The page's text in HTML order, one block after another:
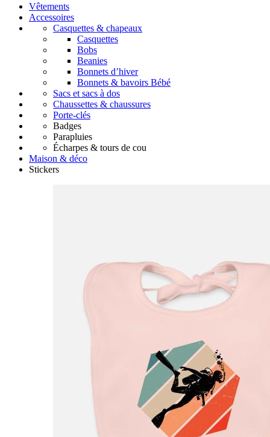
Vêtements
Accessoires
Casquettes & chapeaux
Casquettes
Bobs
Beanies
Bonnets d’hiver
Bonnets & bavoirs Bébé
Sacs et sacs à dos
Chaussettes & chaussures
Porte-clés
Badges
Parapluies
Écharpes & tours de cou
Maison & déco
Stickers